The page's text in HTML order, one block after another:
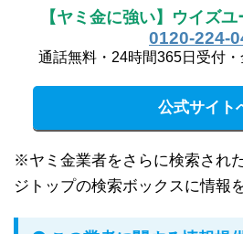
【ヤミ金に強い】ウイズ
0120-224-
通話無料・24時間365日受付
公式サイト
※ヤミ金業者をさらに検索され
ジトップの検索ボックスに情報